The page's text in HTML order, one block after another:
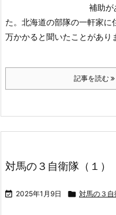
補助が
た。 北海道の部隊の一軒家に
万かかると聞いたことがあり
記事を読む
対馬の３自衛隊（１）
 2025年1月9日  対馬の３自